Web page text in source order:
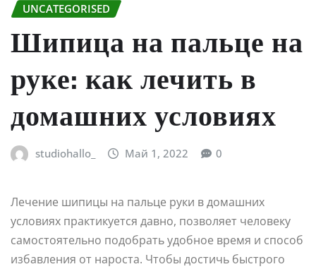
UNCATEGORISED
Шипица на пальце на
руке: как лечить в
домашних условиях
studiohallo_ Май 1, 2022 0
Лечение шипицы на пальце руки в домашних
условиях практикуется давно, позволяет человеку
самостоятельно подобрать удобное время и способ
избавления от нароста. Чтобы достичь быстрого